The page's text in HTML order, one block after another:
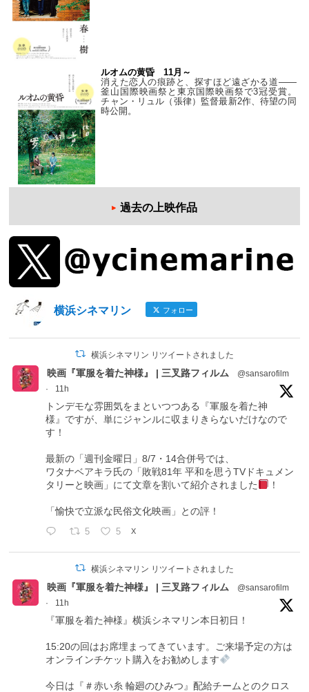
ルオムの黄昏 11月～
消えた恋人の痕跡と、探すほど遠ざかる道——
釜山国際映画祭と東京国際映画祭で3冠受賞。
チャン・リュル（張律）監督最新2作、待望の同
時公開。
過去の上映作品
横浜シネマリン フォロー
横浜シネマリン リツイートされました
映画『軍服を着た神様』 | 三叉路フィルム
@sansarofilm
·
11h
トンデモな雰囲気をまといつつある『軍服を着た神
様』ですが、単にジャンルに収まりきらないだけなので
す！
最新の「週刊金曜日」8/7・14合併号では、
ワタナベアキラ氏の「敗戦81年 平和を思うTVドキュメン
タリーと映画」にて文章を割いて紹介されました
！
「愉快で立派な民俗文化映画」との評！
5 5 X
横浜シネマリン リツイートされました
映画『軍服を着た神様』 | 三叉路フィルム
@sansarofilm
·
11h
『軍服を着た神様』横浜シネマリン本日初日！
15:20の回はお席埋まってきています。ご来場予定の方は
オンラインチケット購入をお勧めします
今日は『＃赤い糸 輪廻のひみつ』配給チームとのクロス